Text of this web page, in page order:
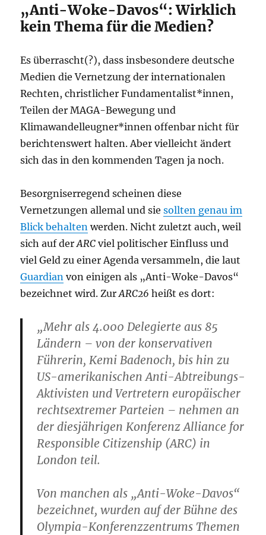
„Anti-Woke-Davos“: Wirklich
kein Thema für die Medien?
Es überrascht(?), dass insbesondere deutsche
Medien die Vernetzung der internationalen
Rechten, christlicher Fundamentalist*innen,
Teilen der MAGA-Bewegung und
Klimawandelleugner*innen offenbar nicht für
berichtenswert halten. Aber vielleicht ändert
sich das in den kommenden Tagen ja noch.
Besorgniserregend scheinen diese
Vernetzungen allemal und siesollten genau im
Blick behalten werden. Nicht zuletzt auch, weil
sich auf derARC viel politischer Einfluss und
viel Geld zu einer Agenda versammeln, die laut
Guardian von einigen als „Anti-Woke-Davos“
bezeichnet wird. ZurARC26heißt es dort:
„Mehr als 4.000 Delegierte aus 85
Ländern – von der konservativen
Führerin, Kemi Badenoch, bis hin zu
US-amerikanischen Anti-Abtreibungs-
Aktivisten und Vertretern europäischer
rechtsextremer Parteien – nehmen an
der diesjährigen Konferenz Alliance for
Responsible Citizenship (ARC) in
London teil.
Von manchen als „Anti-Woke-Davos“
bezeichnet, wurden auf der Bühne des
Olympia-Konferenzzentrums Themen